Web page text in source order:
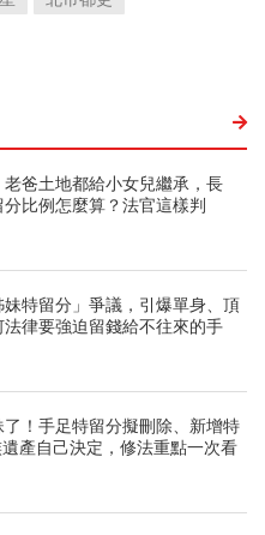
爸土地都給小女兒繼承，長
比例怎麼算？法官這樣判
特留分」爭議，引爆單身、頂
律要強迫留錢給不往來的手
！手足特留分擬刪除、新增特
產自己決定，修法重點一次看